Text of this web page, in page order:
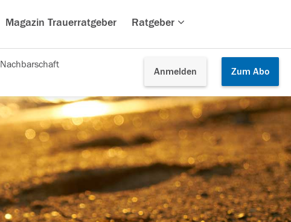
Magazin Trauerratgeber Ratgeber
Anmelden Zum Abo
Nachbarschaft